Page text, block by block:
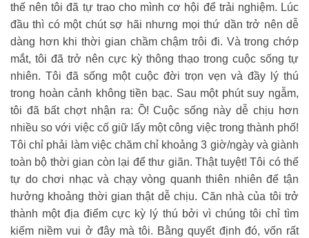
thế nên tôi đã tự trao cho mình cơ hội để trải nghiệm. Lúc
đầu thì có một chút sợ hãi nhưng mọi thứ dần trở nên dễ
dàng hơn khi thời gian chầm chậm trôi đi. Và trong chớp
mắt, tôi đã trở nên cực kỳ thông thạo trong cuộc sống tự
nhiên. Tôi đã sống một cuộc đời trọn vẹn và đầy lý thú
trong hoàn cảnh không tiền bạc. Sau một phút suy ngẫm,
tôi đã bất chợt nhận ra: Ồ! Cuộc sống này dễ chịu hơn
nhiều so với việc cố giữ lấy một công việc trong thành phố!
Tôi chỉ phải làm việc chăm chỉ khoảng 3 giờ/ngày và giành
toàn bộ thời gian còn lại để thư giãn. Thật tuyệt! Tôi có thể
tự do chơi nhạc và chạy vòng quanh thiên nhiên để tận
hưởng khoảng thời gian thật dễ chịu. Căn nhà của tôi trở
thành một địa điểm cực kỳ lý thú bởi vì chúng tôi chỉ tìm
kiếm niềm vui ở đây mà tôi. Bằng quyết định đó, vốn rất